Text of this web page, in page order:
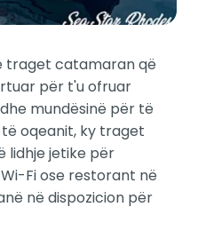
traget catamaran që
për t'u ofruar
mundësinë për të
oqeanit, ky traget
lidhje jetike për
Fi ose restorant në
në dispozicion për